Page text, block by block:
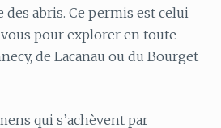
abris. Ce permis est celui
pour explorer en toute
de Lacanau ou du Bourget
qui s’achèvent par